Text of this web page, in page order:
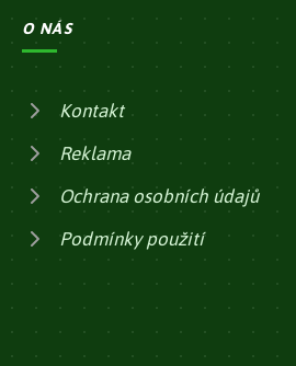
O NÁS
Kontakt
Reklama
Ochrana osobních údajů
Podmínky použití